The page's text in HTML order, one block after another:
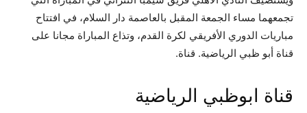
تجمعهما مساء الجمعة المقبل بالعاصمة دار السلام، في افتتاح
مباريات الدوري الأفريقي لكرة القدم، وتذاع المباراة مجانا على
قناة أبو ظبي الرياضية. قناة.
قناة ابوظبي الرياضية